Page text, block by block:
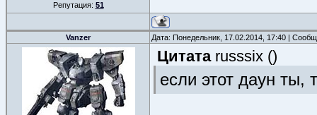
Репутация: 51
Vanzer Дата: Понедельник, 17.02.2014, 17:40 |
Цитата russsix ()
если этот даун ты,